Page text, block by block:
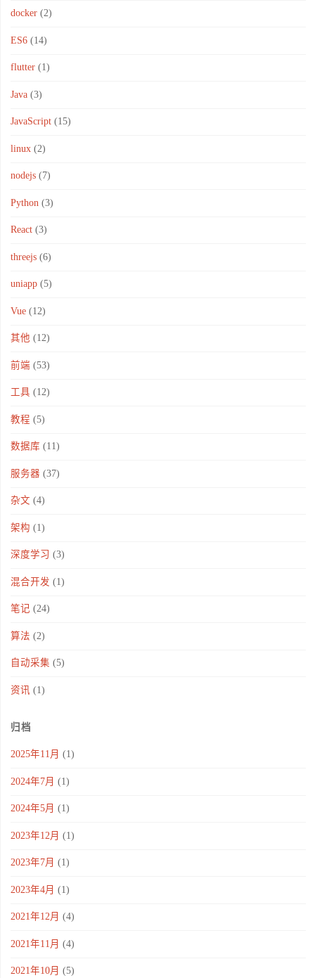
docker(2)
ES6(14)
flutter(1)
Java(3)
JavaScript(15)
linux(2)
nodejs(7)
Python (3)
React(3)
threejs(6)
uniapp(5)
Vue(12)
其他 (12)
前端 (53)
工具 (12)
教程 (5)
数据库 (11)
服务器 (37)
杂文 (4)
架构 (1)
深度学习 (3)
混合开发 (1)
笔记 (24)
算法 (2)
自动采集 (5)
资讯 (1)
归档
2025年11月 (1)
2024年7月 (1)
2024年5月 (1)
2023年12月 (1)
2023年7月 (1)
2023年4月 (1)
2021年12月 (4)
2021年11月 (4)
2021年10月 (5)